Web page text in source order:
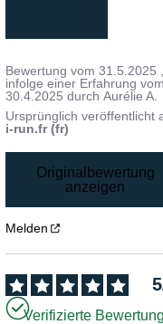
Bewertung vom31.5.2025
infolge einer Erfahrung
30.4.2025 durchAurélie A.
Ursprünglich veröffentlicht
i-run.fr (fr)
Originalbewertung
anzeigen
Melden
5
Verifizierte